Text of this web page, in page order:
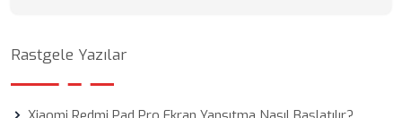
Rastgele Yazılar